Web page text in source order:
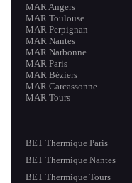
MAR Angers
MAR Toulouse
MAR Perpignan
MAR Nantes
MAR Narbonne
MAR Paris
MAR Béziers
MAR Carcassonne
MAR Tours
BET Thermique Paris
BET Thermique Nantes
BET Thermique Tours